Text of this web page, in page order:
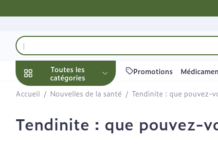
Rechercher
Toutes les
catégories
Promotions
Beauté, soins et
hygiène
Afficher le sous-menu pour
Soins du cuir
des cheveux
Minceur
Grossesse
Mémoire
Lentilles et
Insectes
Système
intestinal
Promotions
Accueil / Nouvelles de la santé / Tendinite : que pouvez-
Tendinite : que pouvez-